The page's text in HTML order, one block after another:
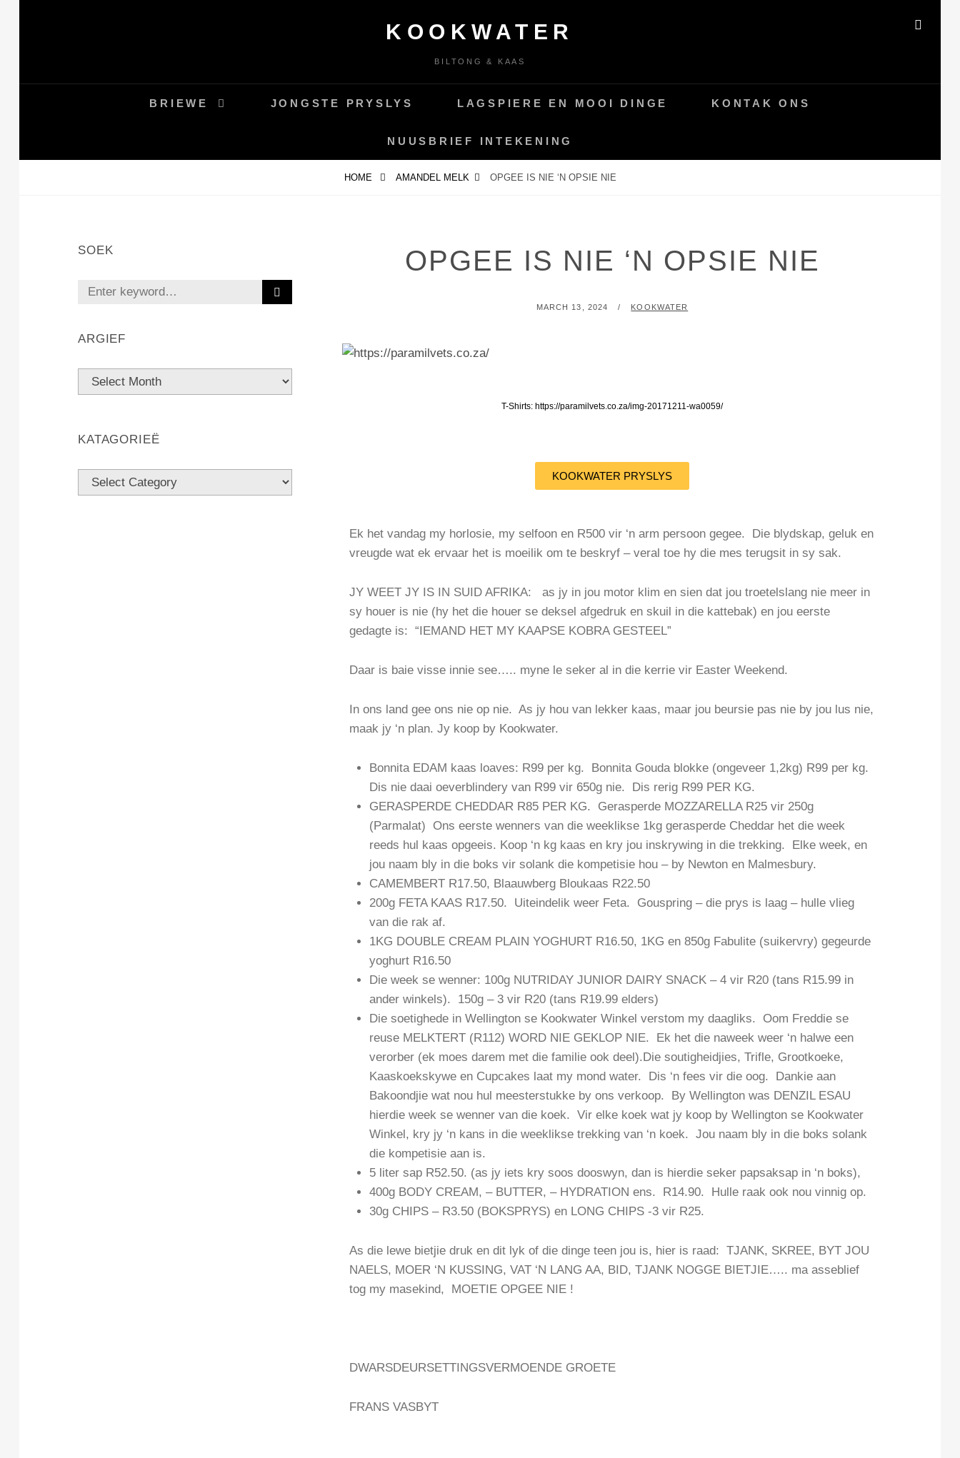
KOOKWATER
BILTONG & KAAS
BRIEWE JONGSTE PRYSLYS LAGSPIERE EN MOOI DINGE KONTAK ONS
NUUSBRIEF INTEKENING
HOME AMANDEL MELK OPGEE IS NIE ‘N OPSIE NIE
OPGEE IS NIE ‘N OPSIE NIE
MARCH 13, 2024 KOOKWATER
T-Shirts: https://paramilvets.co.za/img-20171211-wa0059/
KOOKWATER PRYSLYS
Ek het vandag my horlosie, my selfoon en R500 vir ‘n arm persoon gegee. Die blydskap, geluk en
vreugde wat ek ervaar het is moeilik om te beskryf – veral toe hy die mes terugsit in sy sak.
JY WEET JY IS IN SUID AFRIKA: as jy in jou motor klim en sien dat jou troetelslang nie meer in
sy houer is nie (hy het die houer se deksel afgedruk en skuil in die kattebak) en jou eerste
gedagte is: “IEMAND HET MY KAAPSE KOBRA GESTEEL”
Daar is baie visse innie see….. myne le seker al in die kerrie vir Easter Weekend.
In ons land gee ons nie op nie. As jy hou van lekker kaas, maar jou beursie pas nie by jou lus nie,
maak jy ‘n plan. Jy koop by Kookwater.
Bonnita EDAM kaas loaves: R99 per kg. Bonnita Gouda blokke (ongeveer 1,2kg) R99 per kg.
Dis nie daai oeverblindery van R99 vir 650g nie. Dis rerig R99 PER KG.
GERASPERDE CHEDDAR R85 PER KG. Gerasperde MOZZARELLA R25 vir 250g
(Parmalat) Ons eerste wenners van die weeklikse 1kg gerasperde Cheddar het die week
reeds hul kaas opgeeis. Koop ‘n kg kaas en kry jou inskrywing in die trekking. Elke week, en
jou naam bly in die boks vir solank die kompetisie hou – by Newton en Malmesbury.
CAMEMBERT R17.50, Blaauwberg Bloukaas R22.50
200g FETA KAAS R17.50. Uiteindelik weer Feta. Gouspring – die prys is laag – hulle vlieg
van die rak af.
1KG DOUBLE CREAM PLAIN YOGHURT R16.50, 1KG en 850g Fabulite (suikervry) gegeurde
yoghurt R16.50
Die week se wenner: 100g NUTRIDAY JUNIOR DAIRY SNACK – 4 vir R20 (tans R15.99 in
ander winkels). 150g – 3 vir R20 (tans R19.99 elders)
Die soetighede in Wellington se Kookwater Winkel verstom my daagliks. Oom Freddie se
reuse MELKTERT (R112) WORD NIE GEKLOP NIE. Ek het die naweek weer ‘n halwe een
verorber (ek moes darem met die familie ook deel).Die soutigheidjies, Trifle, Grootkoeke,
Kaaskoekskywe en Cupcakes laat my mond water. Dis ‘n fees vir die oog. Dankie aan
Bakoondjie wat nou hul meesterstukke by ons verkoop. By Wellington was DENZIL ESAU
hierdie week se wenner van die koek. Vir elke koek wat jy koop by Wellington se Kookwater
Winkel, kry jy ‘n kans in die weeklikse trekking van ‘n koek. Jou naam bly in die boks solank
die kompetisie aan is.
5 liter sap R52.50. (as jy iets kry soos dooswyn, dan is hierdie seker papsaksap in ‘n boks),
400g BODY CREAM, – BUTTER, – HYDRATION ens. R14.90. Hulle raak ook nou vinnig op.
30g CHIPS – R3.50 (BOKSPRYS) en LONG CHIPS -3 vir R25.
As die lewe bietjie druk en dit lyk of die dinge teen jou is, hier is raad: TJANK, SKREE, BYT JOU
NAELS, MOER ‘N KUSSING, VAT ‘N LANG AA, BID, TJANK NOGGE BIETJIE….. ma asseblief
tog my masekind, MOETIE OPGEE NIE !
DWARSDEURSETTINGSVERMOENDE GROETE
FRANS VASBYT
SOEK
ARGIEF
KATAGORIEË